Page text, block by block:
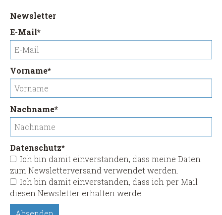
Newsletter
Pflichtfeld
E-Mail*
Pflichtfeld
Vorname*
Pflichtfeld
Nachname*
Pflichtfeld
Datenschutz*
Ich bin damit einverstanden, dass meine Daten
zum Newsletterversand verwendet werden.
Ich bin damit einverstanden, dass ich per Mail
diesen Newsletter erhalten werde.